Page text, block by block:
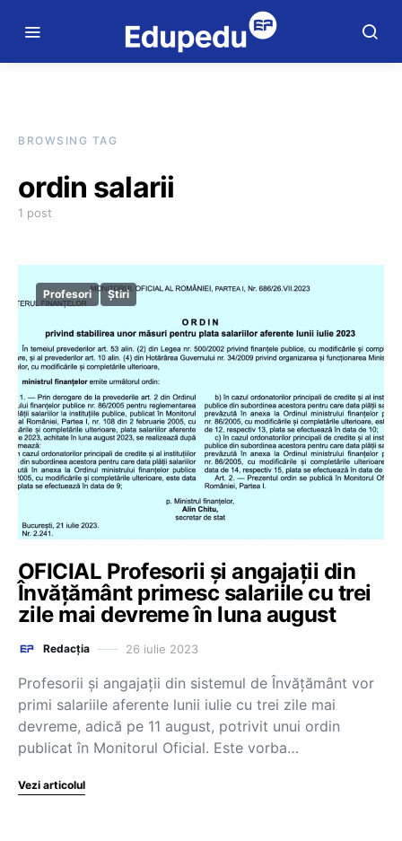
BROWSING TAG
ordin salarii
1 post
Profesori Știri
OFICIAL Profesorii și angajații din
Învățământ primesc salariile cu trei
zile mai devreme în luna august
Redacția 26 iulie 2023
Profesorii și angajații din sistemul de Învățământ vor
primi salariile aferente lunii iulie cu trei zile mai
devreme, adică pe 11 august, potrivit unui ordin
publicat în Monitorul Oficial. Este vorba…
Vezi articolul